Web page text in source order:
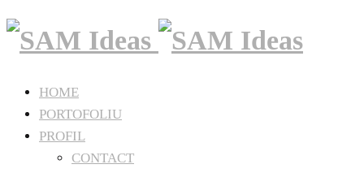
HOME
PORTOFOLIU
PROFIL
CONTACT